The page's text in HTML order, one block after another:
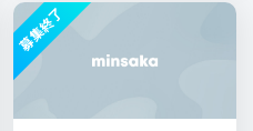
募集終了